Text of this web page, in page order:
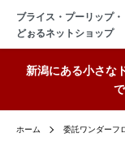
ブライス・プーリップ
どぉるネットショップ
新潟にある小さな
ホーム 委託ワンダーフ